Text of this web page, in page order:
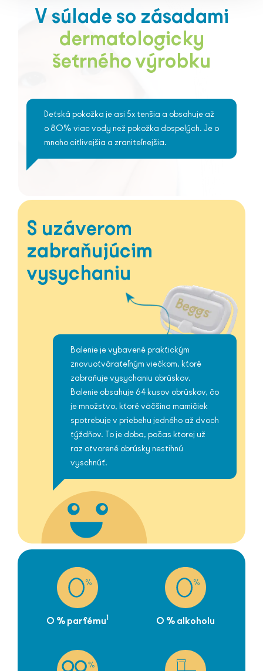
V súlade so zásadami
dermatologicky
šetrného výrobku
Detská pokožka je asi 5x tenšia a obsahuje až
o 80% viac vody než pokožka dospelých. Je o
mnoho citlivejšia a zraniteľnejšia.
S uzáverom
zabraňujúcim
vysychaniu
Balenie je vybavené praktickým
znovuotvárateľným viečkom, ktoré
zabraňuje vysychaniu obrúskov.
Balenie obsahuje 64 kusov obrúskov, čo
je množstvo, ktoré väčšina mamičiek
spotrebuje v priebehu jedného až dvoch
týždňov. To je doba, počas ktorej už
raz otvorené obrúsky nestihnú
vyschnúť.
0 % parfému1 0 % alkoholu